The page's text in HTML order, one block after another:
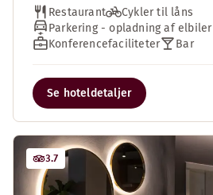
Restaurant
Cykler til låns
Parkering - opladning af elbiler
Konferencefaciliteter
Bar
Se hoteldetaljer
3.7